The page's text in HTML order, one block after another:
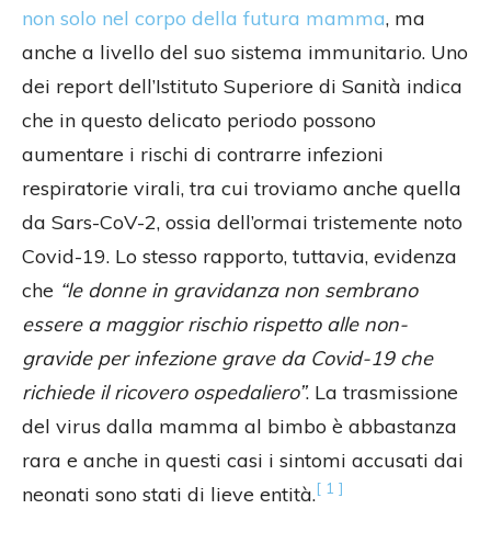
non solo nel corpo della futura mamma, ma
anche a livello del suo sistema immunitario. Uno
dei report dell’Istituto Superiore di Sanità indica
che in questo delicato periodo possono
aumentare i rischi di contrarre infezioni
respiratorie virali, tra cui troviamo anche quella
da Sars-CoV-2, ossia dell’ormai tristemente noto
Covid-19. Lo stesso rapporto, tuttavia, evidenza
che “le donne in gravidanza non sembrano
essere a maggior rischio rispetto alle non-
gravide per infezione grave da Covid-19 che
richiede il ricovero ospedaliero”. La trasmissione
del virus dalla mamma al bimbo è abbastanza
rara e anche in questi casi i sintomi accusati dai
neonati sono stati di lieve entità.[ 1 ]